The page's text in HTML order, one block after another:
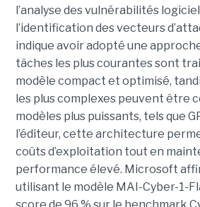
l’analyse des vulnérabilités
l’identification des vecteurs
indique avoir adopté une
tâches les plus courantes sont
modèle compact et optimisé,
les plus complexes peuvent être
modèles plus puissants, tels que
l’éditeur, cette architecture
coûts d’exploitation tout en
performance élevé. Microsoft
utilisant le modèle MAI-Cyber-1-